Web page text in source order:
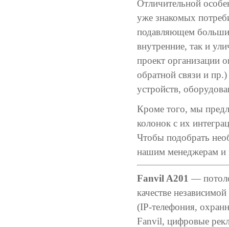
Отличительной
уже знакомых
подавляющем
внутренние, так и
проект организации
обратной связи и
устройств,
Кроме того, мы
колонок с их
Чтобы подобрать
нашим менеджерам и
Fanvil A201 —
качестве
(IP-телефония,
Fanvil, цифровые